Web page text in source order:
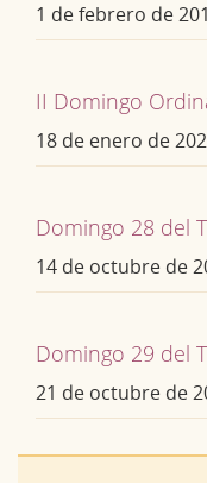
1 de febrero de
II Domingo
18 de enero de
Domingo 28 del
14 de octubre de
Domingo 29 del
21 de octubre de